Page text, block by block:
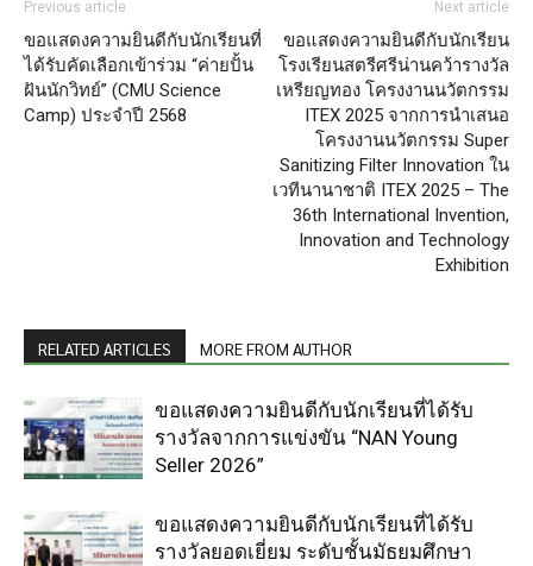
Previous article
ขอแสดงความยินดีกับนักเรียนที่
ได้รับคัดเลือกเข้าร่วม “ค่ายปั้น
ฝันนักวิทย์” (CMU Science
Camp) ประจำปี 2568
Next article
ขอแสดงความยินดีกับนักเรียน
โรงเรียนสตรีศรีน่านคว้ารางวัล
เหรียญทอง โครงงานนวัตกรรม
ITEX 2025 จากการนำเสนอ
โครงงานนวัตกรรม Super
Sanitizing Filter Innovation ใน
เวทีนานาชาติ ITEX 2025 – The
36th International Invention,
Innovation and Technology
Exhibition
RELATED ARTICLES MORE FROM AUTHOR
ขอแสดงความยินดีกับนักเรียนที่ได้รับ
รางวัลจากการแข่งขัน “NAN Young
Seller 2026”
ขอแสดงความยินดีกับนักเรียนที่ได้รับ
รางวัลยอดเยี่ยม ระดับชั้นมัธยมศึกษา